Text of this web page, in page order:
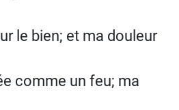
le bien; et ma douleur
comme un feu; ma